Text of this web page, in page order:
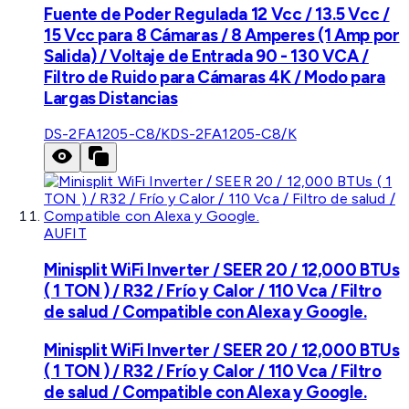
Fuente de Poder Regulada 12 Vcc / 13.5 Vcc /
15 Vcc para 8 Cámaras / 8 Amperes (1 Amp por
Salida) / Voltaje de Entrada 90 - 130 VCA /
Filtro de Ruido para Cámaras 4K / Modo para
Largas Distancias
DS-2FA1205-C8/KDS-2FA1205-C8/K
AUFIT
Minisplit WiFi Inverter / SEER 20 / 12,000 BTUs
( 1 TON ) / R32 / Frío y Calor / 110 Vca / Filtro
de salud / Compatible con Alexa y Google.
Minisplit WiFi Inverter / SEER 20 / 12,000 BTUs
( 1 TON ) / R32 / Frío y Calor / 110 Vca / Filtro
de salud / Compatible con Alexa y Google.